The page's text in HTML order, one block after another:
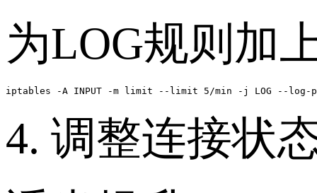
为LOG规则加
iptables -A INPUT -m limit --limit 5/min -j LOG --log-
4. 调整连接状